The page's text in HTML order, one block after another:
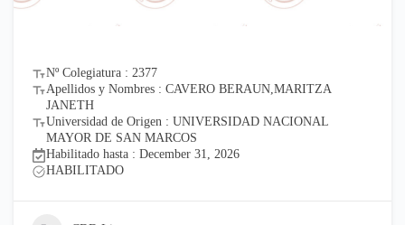
Nº Colegiatura : 2377
Apellidos y Nombres : CAVERO BERAUN,MARITZA
JANETH
Universidad de Origen : UNIVERSIDAD NACIONAL
MAYOR DE SAN MARCOS
Habilitado hasta : December 31, 2026
HABILITADO